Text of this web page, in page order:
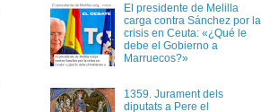
El presidente de Melilla
carga contra Sánchez por la
crisis en Ceuta: «¿Qué le
debe el Gobierno a
Marruecos?»
1359. Jurament dels
diputats a Pere el